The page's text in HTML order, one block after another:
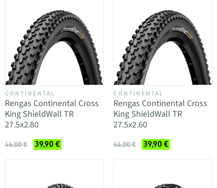
CONTINENTAL
Rengas Continental Cross
King ShieldWall TR
27.5x2.80
46,00 € 39,90 €
CONTINENTAL
Rengas Continental Cross
King ShieldWall TR
27.5x2.60
46,00 € 39,90 €